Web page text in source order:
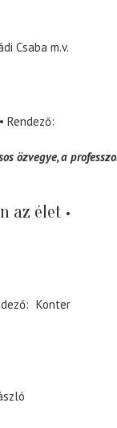
Csaba m.v.
Rendező
özvegye, a
az élet
Konter